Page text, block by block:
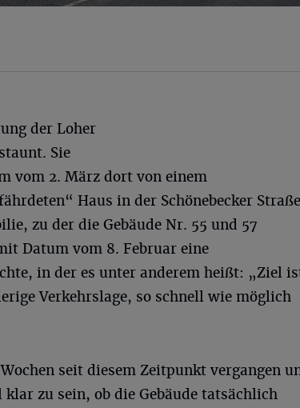
der Loher
Sie
vom 2. März dort von einem
Haus in der Schönebecker
zu der die Gebäude Nr. 55 und 57
Datum vom 8. Februar eine
in der es unter anderem heißt: „Ziel
Verkehrslage, so schnell wie möglich
seit diesem Zeitpunkt vergangen
zu sein, ob die Gebäude tatsächlich